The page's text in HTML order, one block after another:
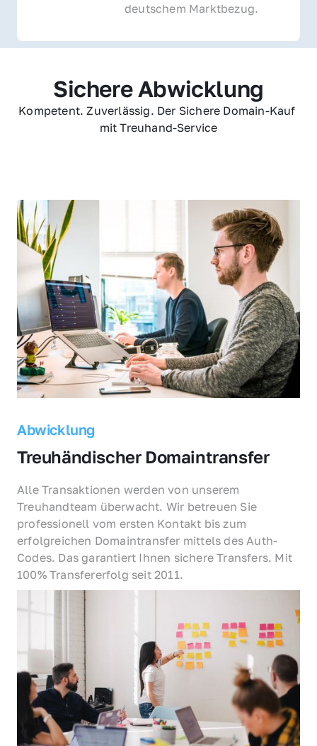
deutschem Marktbezug.
Sichere Abwicklung
Kompetent. Zuverlässig. Der Sichere Domain-Kauf
mit Treuhand-Service
Abwicklung
Treuhändischer Domaintransfer
Alle Transaktionen werden von unserem
Treuhandteam überwacht. Wir betreuen Sie
professionell vom ersten Kontakt bis zum
erfolgreichen Domaintransfer mittels des Auth-
Codes. Das garantiert Ihnen sichere Transfers. Mit
100% Transfererfolg seit 2011.